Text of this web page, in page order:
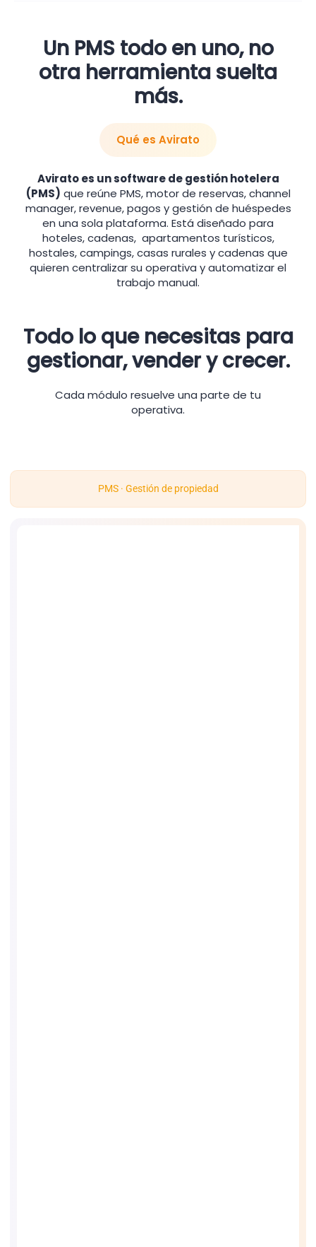
Un PMS todo en uno, no
otra herramienta suelta
más.
Qué es Avirato
Avirato es un software de gestión hotelera
(PMS) que reúne PMS, motor de reservas, channel
manager, revenue, pagos y gestión de huéspedes
en una sola plataforma. Está diseñado para
hoteles, cadenas, apartamentos turísticos,
hostales, campings, casas rurales y cadenas que
quieren centralizar su operativa y automatizar el
trabajo manual.
Todo lo que necesitas para
gestionar, vender y crecer.
Cada módulo resuelve una parte de tu
operativa.
PMS · Gestión de propiedad